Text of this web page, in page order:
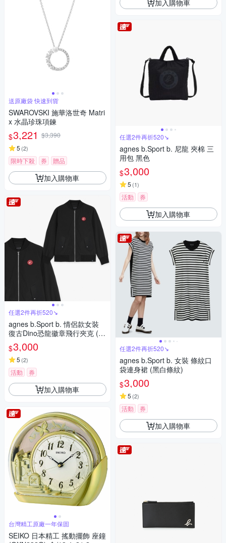
送原廠袋 快速到貨
SWAROVSKI 施華洛世奇 Matri
x 水晶珍珠項鍊
$3,221 $3,390
5 (2)
限時下殺 券 贈品
加入購物車
任選2件再折520↘
agnes b.Sport b. 情侶款女裝
復古Dino恐龍徽章飛行夾克 (黑
色)
$3,000
5 (2)
活動 券
加入購物車
台灣精工原廠一年保固
SEIKO 日本精工 搖動擺飾 座鐘
加入購物車
任選2件再折520↘
agnes b.Sport b. 尼龍 夾棉 三
用包 黑色
$3,000
5 (1)
活動 券
加入購物車
任選2件再折520↘
agnes b.Sport b. 女裝 條紋口
袋連身裙 (黑白條紋)
$3,000
5 (2)
活動 券
加入購物車